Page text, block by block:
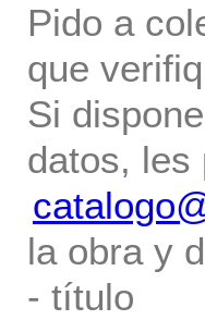
Pido a
que
Si
datos, les
la obra y
- título